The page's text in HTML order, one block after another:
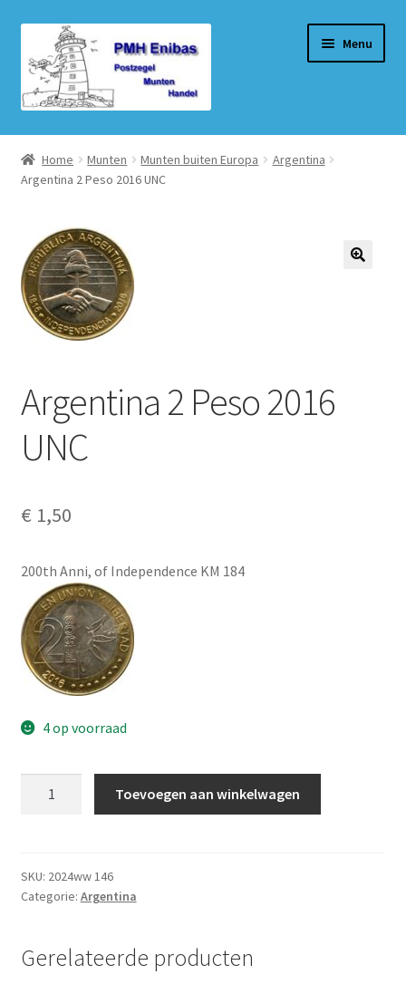
door
naar
navigatie
naar
de
inhoud
Menu
Home
Beurzen
Winkel
Winkelmand
Afrekenen
Alg. voorw.
Home Munten Munten buiten Europa
Argentina
Argentina 2 Peso 2016 UNC
Argentina 2 Peso 2016
UNC
€ 1,50
200th Anni, of Independence KM 184
4 op voorraad
UNC
aantal
Toevoegen aan winkelwagen
SKU: 2024ww 146
Categorie: Argentina
Gerelateerde producten